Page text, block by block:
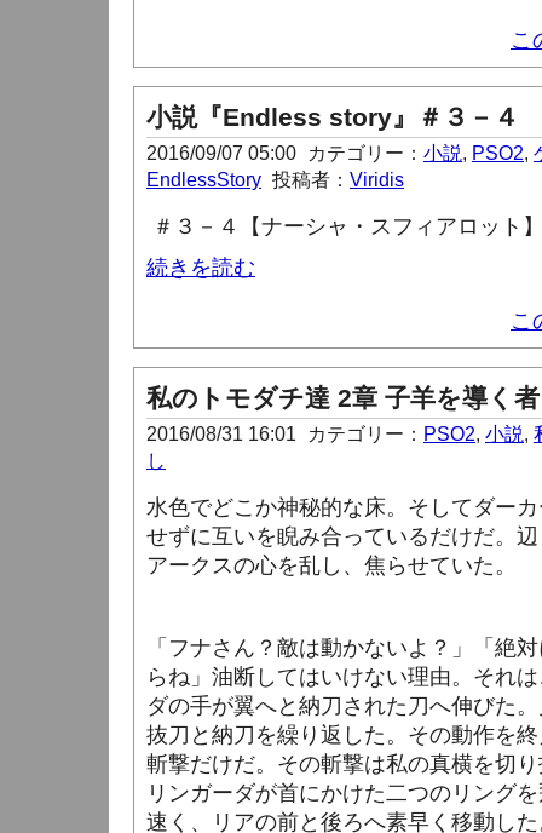
こ
小説『Endless story』＃３－４
2016/09/07 05:00 カテゴリー： 小説, PSO2,
EndlessStory 投稿者： Viridis
＃３－４【ナーシャ・スフィアロット
続きを読む
こ
私のトモダチ達 2章 子羊を導く
2016/08/31 16:01 カテゴリー： PSO2, 小説,
し
水色でどこか神秘的な床。そしてダー
せずに互いを睨み合っているだけだ。
アークスの心を乱し、焦らせていた。
「フナさん？敵は動かないよ？」「絶
らね」油断してはいけない理由。それ
ダの手が翼へと納刀された刀へ伸びた
抜刀と納刀を繰り返した。その動作を
斬撃だけだ。その斬撃は私の真横を切
リンガーダが首にかけた二つのリング
速く、リアの前と後ろへ素早く移動し